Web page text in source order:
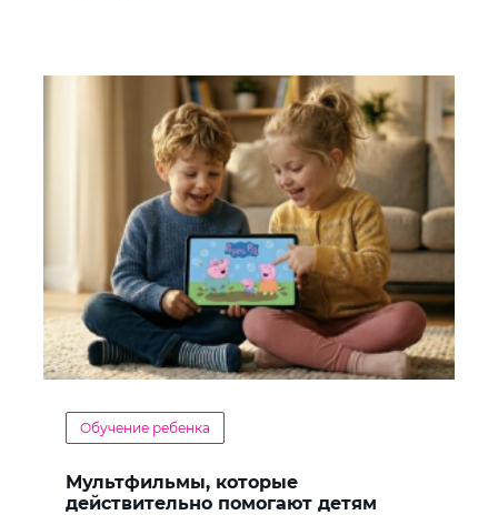
Обучение ребенка
Мультфильмы, которые
действительно помогают детям